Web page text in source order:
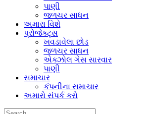
પાણી
જળચર સાધન
અમારા વિશે
પ્રોજેક્ટ્સ
ખવડાવેલા છોડ
જળચર સાધન
એક્ઝોલ ગેસ સારવાર
પાણી
સમાચાર
કંપનીના સમાચાર
અમારો સંપર્ક કરો